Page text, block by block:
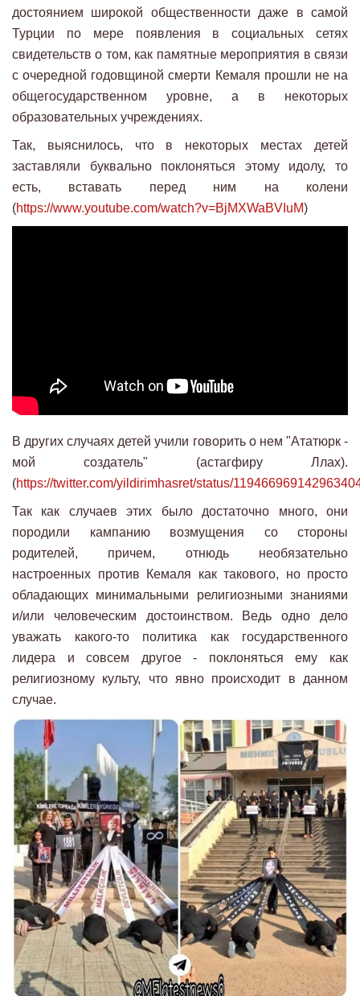
достоянием широкой общественности даже в самой
Турции по мере появления в социальных сетях
свидетельств о том, как памятные мероприятия в связи
с очередной годовщиной смерти Кемаля прошли не на
общегосударственном уровне, а в некоторых
образовательных учреждениях.
Так, выяснилось, что в некоторых местах детей
заставляли буквально поклоняться этому идолу, то
есть, вставать перед ним на колени
(https://www.youtube.com/watch?v=BjMXWaBVIuM)
В других случаях детей учили говорить о нем "Ататюрк -
мой создатель" (астагфиру Ллах).
(https://twitter.com/yildirimhasret/status/
Так как случаев этих было достаточно много, они
породили кампанию возмущения со стороны
родителей, причем, отнюдь необязательно
настроенных против Кемаля как такового, но просто
обладающих минимальными религиозными знаниями
и/или человеческим достоинством. Ведь одно дело
уважать какого-то политика как государственного
лидера и совсем другое - поклоняться ему как
религиозному культу, что явно происходит в данном
случае.